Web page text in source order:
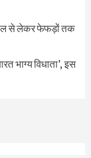
से लेकर फेफड़ों तक
भाग्य विधाता’, इस